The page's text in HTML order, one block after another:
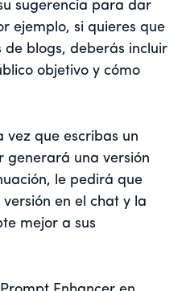
sugerencia para dar
ejemplo, si quieres que
de blogs, deberás incluir
objetivo y cómo
vez que escribas un
generará una versión
le pedirá que
en el chat y la
mejor a sus